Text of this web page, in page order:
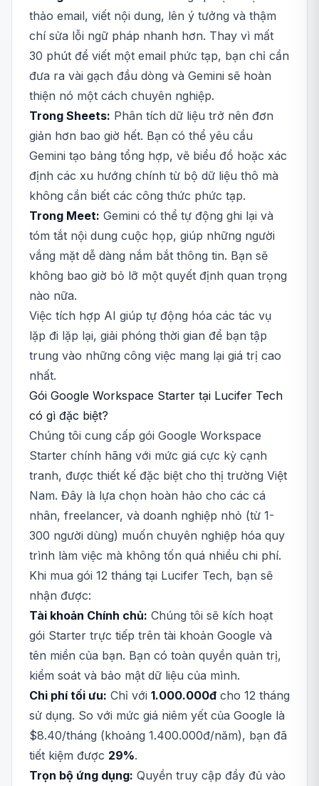
thảo email, viết nội dung, lên ý tưởng và thậm
chí sửa lỗi ngữ pháp nhanh hơn. Thay vì mất
30 phút để viết một email phức tạp, bạn chỉ cần
đưa ra vài gạch đầu dòng và Gemini sẽ hoàn
thiện nó một cách chuyên nghiệp.
Trong Sheets: Phân tích dữ liệu trở nên đơn
giản hơn bao giờ hết. Bạn có thể yêu cầu
Gemini tạo bảng tổng hợp, vẽ biểu đồ hoặc xác
định các xu hướng chính từ bộ dữ liệu thô mà
không cần biết các công thức phức tạp.
Trong Meet: Gemini có thể tự động ghi lại và
tóm tắt nội dung cuộc họp, giúp những người
vắng mặt dễ dàng nắm bắt thông tin. Bạn sẽ
không bao giờ bỏ lỡ một quyết định quan trọng
nào nữa.
Việc tích hợp AI giúp tự động hóa các tác vụ
lặp đi lặp lại, giải phóng thời gian để bạn tập
trung vào những công việc mang lại giá trị cao
nhất.
Gói Google Workspace Starter tại Lucifer Tech
có gì đặc biệt?
Chúng tôi cung cấp gói Google Workspace
Starter chính hãng với mức giá cực kỳ cạnh
tranh, được thiết kế đặc biệt cho thị trường Việt
Nam. Đây là lựa chọn hoàn hảo cho các cá
nhân, freelancer, và doanh nghiệp nhỏ (từ 1-
300 người dùng) muốn chuyên nghiệp hóa quy
trình làm việc mà không tốn quá nhiều chi phí.
Khi mua gói 12 tháng tại Lucifer Tech, bạn sẽ
nhận được:
Tài khoản Chính chủ: Chúng tôi sẽ kích hoạt
gói Starter trực tiếp trên tài khoản Google và
tên miền của bạn. Bạn có toàn quyền quản trị,
kiểm soát và bảo mật dữ liệu của mình.
Chi phí tối ưu: Chỉ với 1.000.000đ cho 12 tháng
sử dụng. So với mức giá niêm yết của Google là
$8.40/tháng (khoảng 1.400.000đ/năm), bạn đã
tiết kiệm được 29%.
Trọn bộ ứng dụng: Quyền truy cập đầy đủ vào